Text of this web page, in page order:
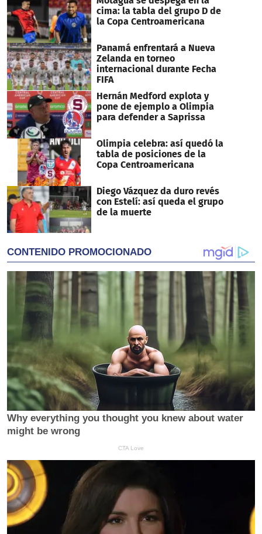
cima: la tabla del grupo D de
la Copa Centroamericana
Panamá enfrentará a Nueva
Zelanda en torneo
internacional durante Fecha
FIFA
Hernán Medford explota y
pone de ejemplo a Olimpia
para defender a Saprissa
Olimpia celebra: así quedó la
tabla de posiciones de la
Copa Centroamericana
Diego Vázquez da duro revés
con Estelí: así queda el grupo
de la muerte